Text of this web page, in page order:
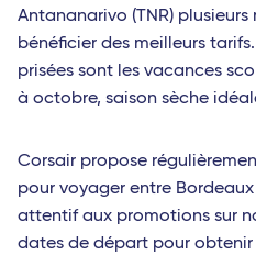
Antananarivo (TNR) plusieurs
bénéficier des meilleurs
prisées sont les vacances
à octobre, saison sèche
Corsair propose
pour voyager entre
attentif aux promotions sur
dates de départ pour obtenir